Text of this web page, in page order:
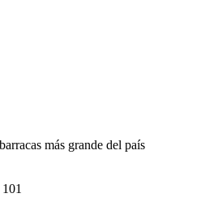
más grande del país